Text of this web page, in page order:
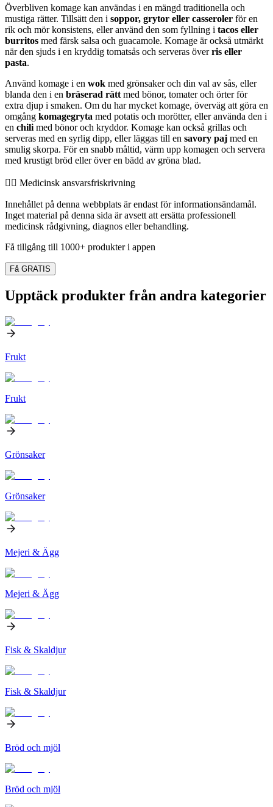
Överbliven komage kan användas i en mängd traditionella och
mustiga rätter. Tillsätt den i soppor, grytor eller casseroler för en
rik och mör konsistens, eller använd den som fyllning i tacos eller
burritos med färsk salsa och guacamole. Komage är också utmärkt
när den sjuds i en kryddig tomatsås och serveras överris eller
pasta.
Använd komage i en wok med grönsaker och din val av sås, eller
blanda den i en bräserad rätt med bönor, tomater och örter för
extra djup i smaken. Om du har mycket komage, överväg att göra en
omgång komagegryta med potatis och morötter, eller använda den i
en chili med bönor och kryddor. Komage kan också grillas och
serveras med en syrlig dipp, eller läggas till en savory paj med en
smulig skorpa. För en snabb måltid, värm upp komagen och servera
med krustigt bröd eller över en bädd av gröna blad.
👨‍⚕️️ Medicinsk ansvarsfriskrivning
Innehållet på denna webbplats är endast för informationsändamål.
Inget material på denna sida är avsett att ersätta professionell
medicinsk rådgivning, diagnos eller behandling.
Få tillgång till 1000+ produkter i appen
Få GRATIS
Upptäck produkter från andra kategorier
Frukt
Frukt
Grönsaker
Grönsaker
Mejeri & Ägg
Mejeri & Ägg
Fisk & Skaldjur
Fisk & Skaldjur
Bröd och mjöl
Bröd och mjöl